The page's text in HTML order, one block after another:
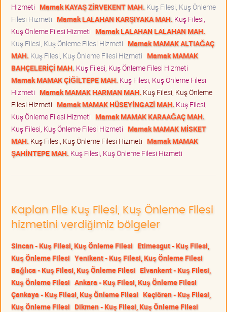
Hizmeti Mamak KAYAŞ ZİRVEKENT MAH. Kuş Filesi, Kuş Önleme
Filesi Hizmeti Mamak LALAHAN KARŞIYAKA MAH. Kuş Filesi,
Kuş Önleme Filesi Hizmeti Mamak LALAHAN LALAHAN MAH.
Kuş Filesi, Kuş Önleme Filesi Hizmeti Mamak MAMAK ALTIAĞAÇ
MAH. Kuş Filesi, Kuş Önleme Filesi Hizmeti Mamak MAMAK
BAHÇELERİÇİ MAH. Kuş Filesi, Kuş Önleme Filesi Hizmeti
Mamak MAMAK ÇİĞİLTEPE MAH. Kuş Filesi, Kuş Önleme Filesi
Hizmeti Mamak MAMAK HARMAN MAH. Kuş Filesi, Kuş Önleme
Filesi Hizmeti Mamak MAMAK HÜSEYİNGAZİ MAH. Kuş Filesi,
Kuş Önleme Filesi Hizmeti Mamak MAMAK KARAAĞAÇ MAH.
Kuş Filesi, Kuş Önleme Filesi Hizmeti Mamak MAMAK MİSKET
MAH. Kuş Filesi, Kuş Önleme Filesi Hizmeti Mamak MAMAK
ŞAHİNTEPE MAH. Kuş Filesi, Kuş Önleme Filesi Hizmeti
Kaplan File Kuş Filesi, Kuş Önleme Filesi
hizmetini verdiğimiz bölgeler
Sincan - Kuş Filesi, Kuş Önleme Filesi Etimesgut - Kuş Filesi,
Kuş Önleme Filesi Yenikent - Kuş Filesi, Kuş Önleme Filesi
Bağlıca - Kuş Filesi, Kuş Önleme Filesi Elvankent - Kuş Filesi,
Kuş Önleme Filesi Ankara - Kuş Filesi, Kuş Önleme Filesi
Çankaya - Kuş Filesi, Kuş Önleme Filesi Keçiören - Kuş Filesi,
Kuş Önleme Filesi Dikmen - Kuş Filesi, Kuş Önleme Filesi